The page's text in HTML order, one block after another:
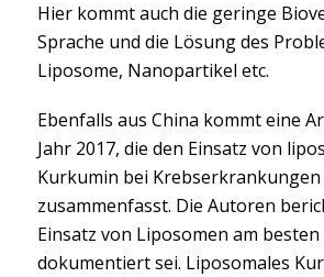
Hier kommt auch die geringe
Sprache und die Lösung des
Liposome, Nanopartikel etc.
Ebenfalls aus China kommt eine
Jahr 2017, die den Einsatz von
Kurkumin bei Krebserkrankungen
zusammenfasst. Die Autoren
Einsatz von Liposomen am
dokumentiert sei. Liposomales